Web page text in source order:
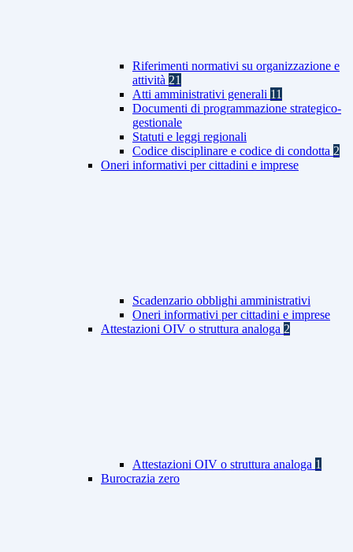
Riferimenti normativi su organizzazione e
attività 21
Atti amministrativi generali 11
Documenti di programmazione strategico-
gestionale
Statuti e leggi regionali
Codice disciplinare e codice di condotta 2
Oneri informativi per cittadini e imprese
Scadenzario obblighi amministrativi
Oneri informativi per cittadini e imprese
Attestazioni OIV o struttura analoga 2
Attestazioni OIV o struttura analoga 1
Burocrazia zero